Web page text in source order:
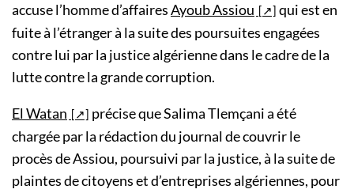
accuse l’homme d’affairesAyoub Assiou
qui est en
fuite à l’étranger à la suite des poursuites engagées
contre lui par la justice algérienne dans le cadre de la
lutte contre la grande corruption.
El Watan
précise que Salima Tlemçani a été
chargée par la rédaction du journal de couvrir le
procès de Assiou, poursuivi par la justice, à la suite de
plaintes de citoyens et d’entreprises algériennes, pour